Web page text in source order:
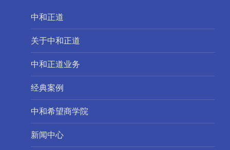
中和正道
关于中和正道
中和正道业务
经典案例
中和希望商学院
新闻中心